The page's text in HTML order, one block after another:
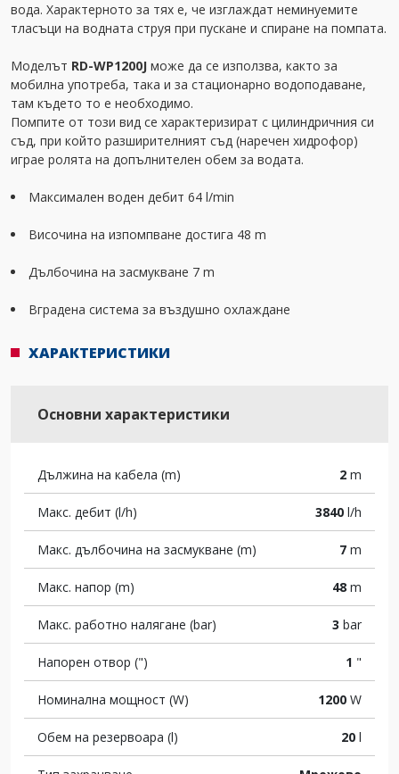
вода. Характерното за тях е, че изглаждат неминуемите
тласъци на водната струя при пускане и спиране на помпата.
Моделът RD-WP1200J може да се използва, както за
мобилна употреба, така и за стационарно водоподаване,
там където то е необходимо.
Помпите от този вид се характеризират с цилиндричния си
съд, при който разширителният съд (наречен хидрофор)
играе ролята на допълнителен обем за водата.
Максимален воден дебит 64 l/min
Височина на изпомпване достига 48 m
Дълбочина на засмукване 7 m
Вградена система за въздушно охлаждане
ХАРАКТЕРИСТИКИ
Основни характеристики
Дължина на кабела (m) 2 m
Макс. дебит (l/h) 3840 l/h
Макс. дълбочина на засмукване (m) 7 m
Макс. напор (m) 48 m
Макс. работно налягане (bar) 3 bar
Напорен отвор (") 1 "
Номинална мощност (W) 1200 W
Обем на резервоара (l) 20 l